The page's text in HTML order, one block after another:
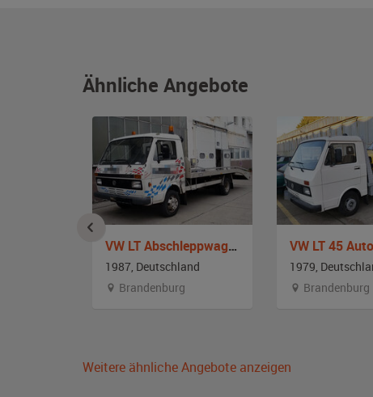
Ähnliche Angebote
VW LT Abschleppwagen
1987, Deutschland
Brandenburg
1979,
Brandenburg
Weitere ähnliche Angebote anzeigen